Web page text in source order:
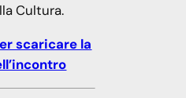
Cultura.
scaricare la